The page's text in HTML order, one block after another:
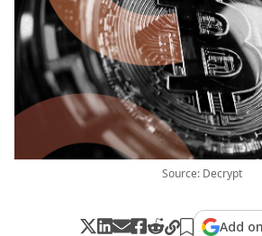
Source: Decrypt
Add